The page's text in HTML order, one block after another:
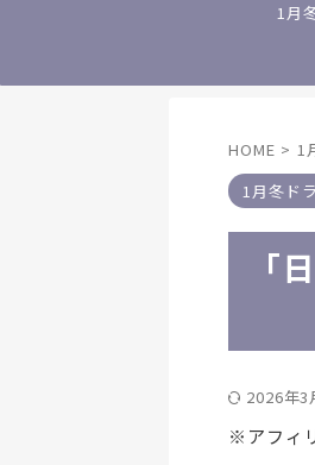
1月
HOME > 1
1月冬ド
「
2026年3
※アフィ